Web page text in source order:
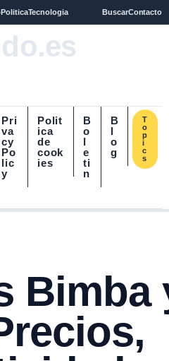
PoliticaTecnologia BuscarContacto
Pri
va
cy
Po
lic
y
Polit
ica
de
cook
ies
B
o
l
e
ti
n
B
l
o
g
T
o
p
i
c
s
Bimba